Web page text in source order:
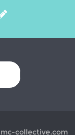
mc-collective.com